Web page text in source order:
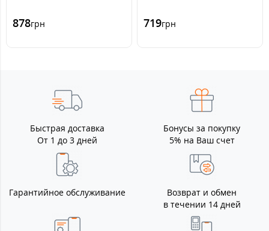
878грн 719грн
Быстрая доставка
От 1 до 3 дней
Бонусы за покупку
5% на Ваш счет
Гарантийное обслуживание
Возврат и обмен
в течении 14 дней